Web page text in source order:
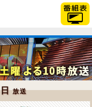
「TBSテレビ」トップペー
放送